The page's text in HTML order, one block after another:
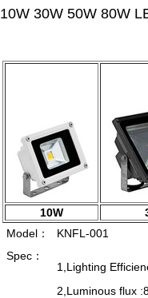
10W 30W 50W 80W
10W
Model：
KNFL-001
Spec：
1,Lighting
2,Luminous flux